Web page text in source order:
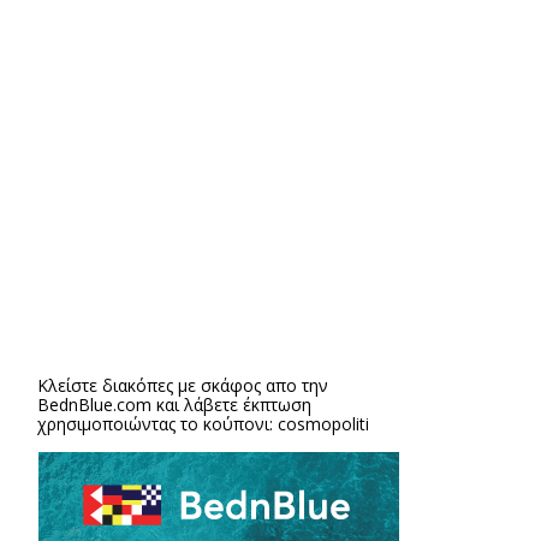
Κλείστε διακόπες με σκάφος απο την
BednBlue.com και λάβετε έκπτωση
χρησιμοποιώντας το κούπονι: cosmopoliti